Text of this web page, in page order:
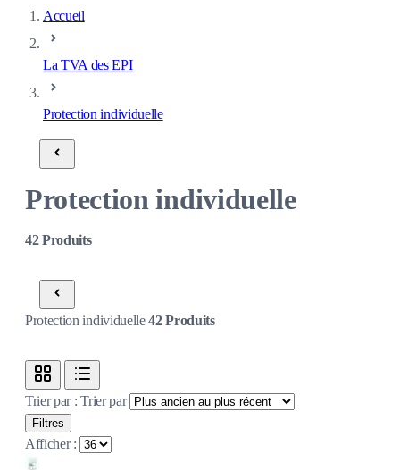
Accueil
La TVA des EPI
Protection individuelle
Protection individuelle
42Produits
Protection individuelle 42Produits
Trier par :Trier par
Filtres
Afficher :